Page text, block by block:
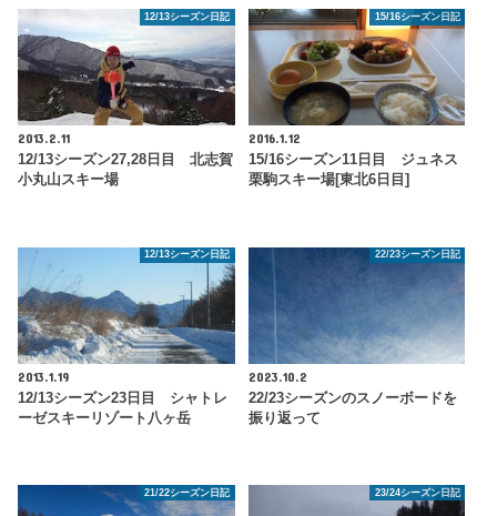
12/13シーズン日記
2013.2.11
12/13シーズン27,28日目 北志賀
小丸山スキー場
15/16シーズン日記
2016.1.12
15/16シーズン11日目 ジュネス
栗駒スキー場[東北6日目]
12/13シーズン日記
2013.1.19
12/13シーズン23日目 シャトレ
ーゼスキーリゾート八ヶ岳
22/23シーズン日記
2023.10.2
22/23シーズンのスノーボードを
振り返って
21/22シーズン日記 23/24シーズン日記